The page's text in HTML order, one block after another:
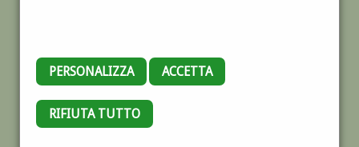
PERSONALIZZA ACCETTA
RIFIUTA TUTTO